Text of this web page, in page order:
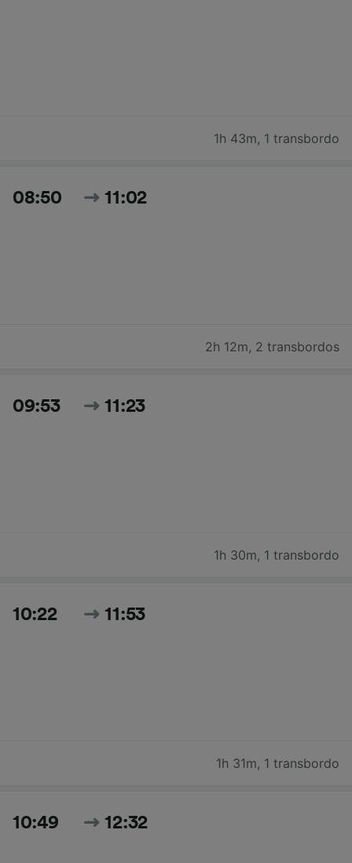
1h 43m, 1 transbordo
08:50 11:02
2h 12m, 2 transbordos
09:53 11:23
1h 30m, 1 transbordo
10:22 11:53
1h 31m, 1 transbordo
10:49 12:32